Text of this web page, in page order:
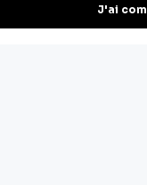
et offres spéciales.